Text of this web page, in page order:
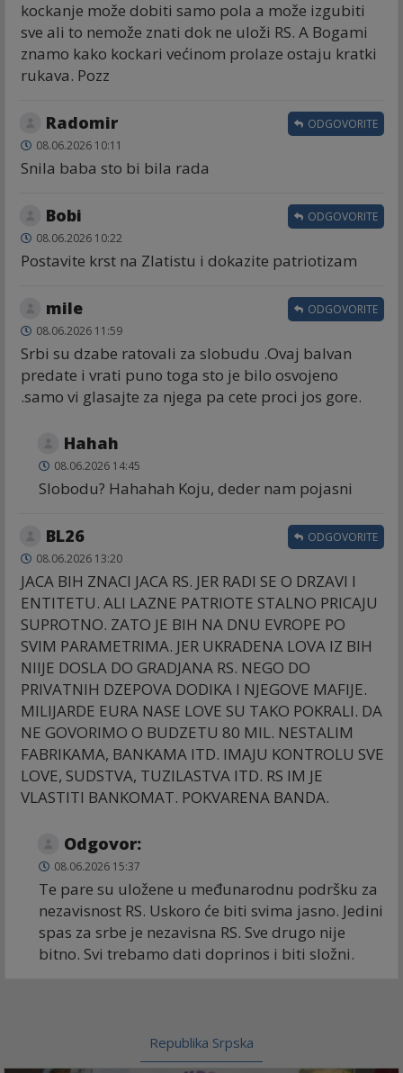
kockanje može dobiti samo pola a može izgubiti
sve ali to nemože znati dok ne uloži RS. A Bogami
znamo kako kockari većinom prolaze ostaju kratki
rukava. Pozz
Radomir
08.06.2026 10:11
Snila baba sto bi bila rada
ODGOVORITE
Bobi
08.06.2026 10:22
Postavite krst na Zlatistu i dokazite patriotizam
ODGOVORITE
mile
08.06.2026 11:59
Srbi su dzabe ratovali za slobudu .Ovaj balvan
predate i vrati puno toga sto je bilo osvojeno
.samo vi glasajte za njega pa cete proci jos gore.
ODGOVORITE
Hahah
08.06.2026 14:45
Slobodu? Hahahah Koju, deder nam pojasni
BL26
08.06.2026 13:20
JACA BIH ZNACI JACA RS. JER RADI SE O DRZAVI I
ENTITETU. ALI LAZNE PATRIOTE STALNO PRICAJU
SUPROTNO. ZATO JE BIH NA DNU EVROPE PO
SVIM PARAMETRIMA. JER UKRADENA LOVA IZ BIH
NIIJE DOSLA DO GRADJANA RS. NEGO DO
PRIVATNIH DZEPOVA DODIKA I NJEGOVE MAFIJE.
MILIJARDE EURA NASE LOVE SU TAKO POKRALI. DA
NE GOVORIMO O BUDZETU 80 MIL. NESTALIM
FABRIKAMA, BANKAMA ITD. IMAJU KONTROLU SVE
LOVE, SUDSTVA, TUZILASTVA ITD. RS IM JE
VLASTITI BANKOMAT. POKVARENA BANDA.
ODGOVORITE
Odgovor:
08.06.2026 15:37
Te pare su uložene u međunarodnu podršku za
nezavisnost RS. Uskoro će biti svima jasno. Jedini
spas za srbe je nezavisna RS. Sve drugo nije
bitno. Svi trebamo dati doprinos i biti složni.
Republika Srpska